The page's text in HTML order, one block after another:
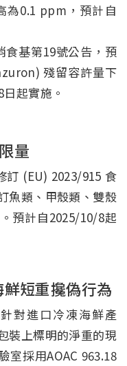
為0.1 ppm，預計自
食基第19號公告，預
殘留容許量下
起實施。
量
訂 (EU) 2023/915 食
魚類、甲殼類、雙殼
預計自2025/10/8起
短重攙偽行為
對進口冷凍海鮮產
裝上標明的淨重的現
採用AOAC 963.18